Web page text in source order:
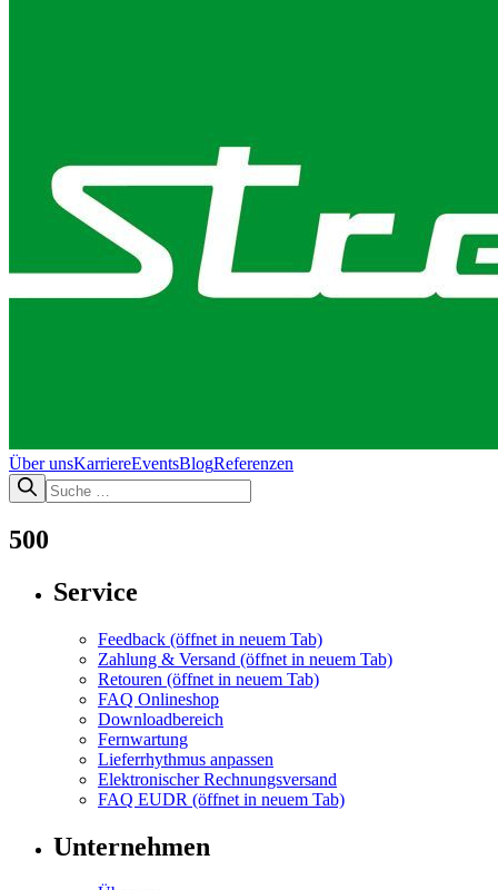
Über unsKarriereEventsBlogReferenzen
500
Service
Feedback (öffnet in neuem Tab)
Zahlung & Versand (öffnet in neuem Tab)
Retouren (öffnet in neuem Tab)
FAQ Onlineshop
Downloadbereich
Fernwartung
Lieferrhythmus anpassen
Elektronischer Rechnungsversand
FAQ EUDR (öffnet in neuem Tab)
Unternehmen